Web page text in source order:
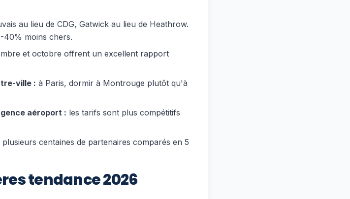
au lieu de CDG, Gatwick au lieu de Heathrow.
40% moins chers.
et octobre offrent un excellent rapport
ville : à Paris, dormir à Montrouge plutôt qu'à
aéroport : les tarifs sont plus compétitifs
centaines de partenaires comparés en 5
tendance 2026